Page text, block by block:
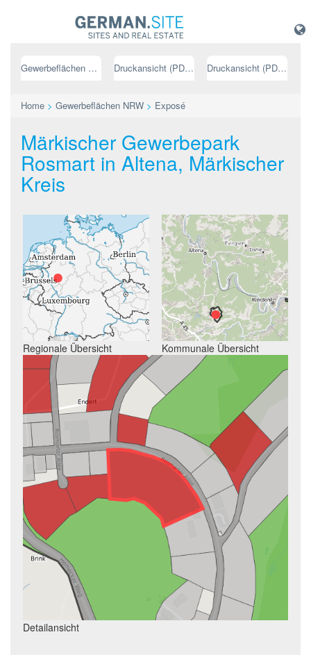
Gewerbeflächen NRW Druckansicht (PDF) // deutsch Druckansicht (PDF) // englisch
Home > Gewerbeflächen NRW > Exposé
Märkischer Gewerbepark
Rosmart in Altena, Märkischer
Kreis
Regionale Übersicht Kommunale Übersicht
Detailansicht